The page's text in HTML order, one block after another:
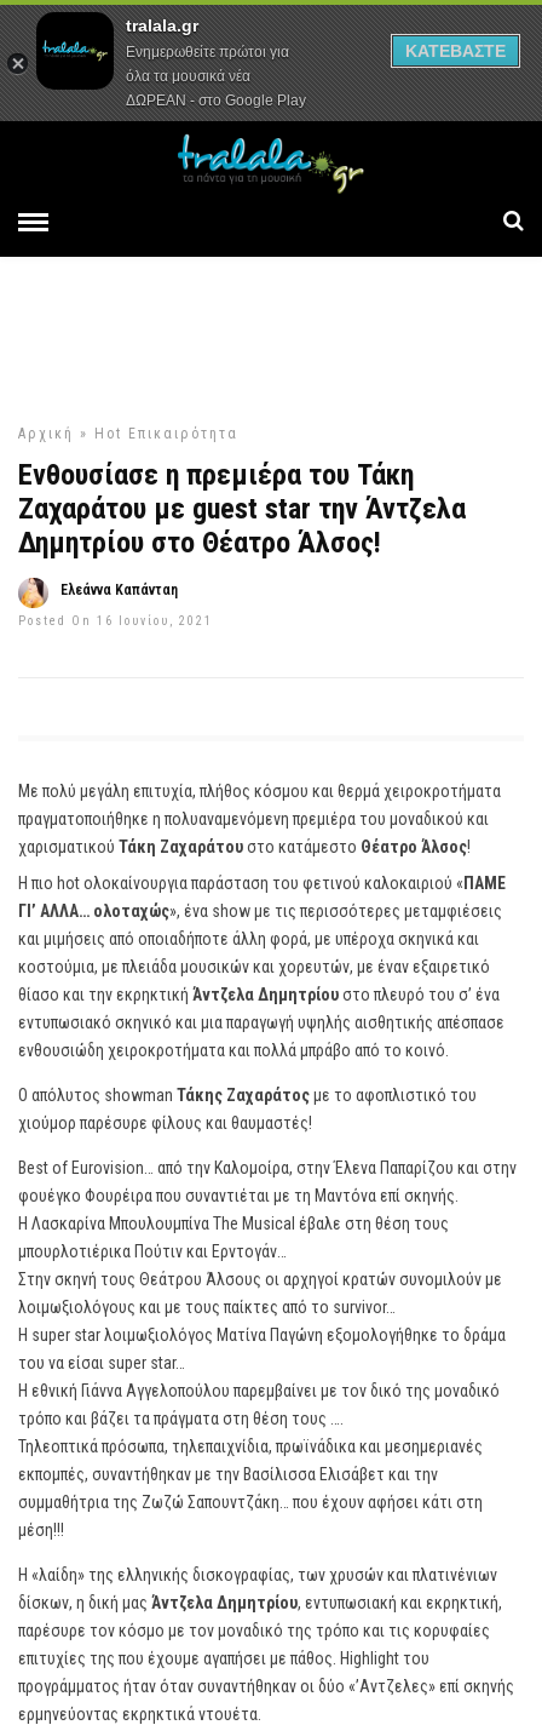
Αρχική Συνεντεύξεις Ρεπορτάζ
Αρχική » Hot Επικαιρότητα
Ενθουσίασε η πρεμιέρα του Τάκη
Ζαχαράτου με guest star την Άντζελα
Δημητρίου στο Θέατρο Άλσος!
Ελεάννα Καπάνταη
Posted On 16 Ιουνίου, 2021
Με πολύ μεγάλη επιτυχία, πλήθος κόσμου και θερμά χειροκροτήματα
πραγματοποιήθηκε η πολυαναμενόμενη πρεμιέρα του μοναδικού και
χαρισματικού Τάκη Ζαχαράτουστο κατάμεστο Θέατρο Άλσος!
Η πιο hot ολοκαίνουργια παράσταση του φετινού καλοκαιριού « ΠΑΜΕ
ΓΙ’ ΑΛΛΑ… ολοταχώς», ένα show με τις περισσότερες μεταμφιέσεις
και μιμήσεις από οποιαδήποτε άλλη φορά, με υπέροχα σκηνικά και
κοστούμια, με πλειάδα μουσικών και χορευτών, με έναν εξαιρετικό
θίασο και την εκρηκτική Άντζελα Δημητρίουστο πλευρό του σ’ ένα
εντυπωσιακό σκηνικό και μια παραγωγή υψηλής αισθητικής απέσπασε
ενθουσιώδη χειροκροτήματα και πολλά μπράβο από το κοινό.
Ο απόλυτος showman Τάκης Ζαχαράτοςμε το αφοπλιστικό του
χιούμορ παρέσυρε φίλους και θαυμαστές!
Best of Eurovision… από την Καλομοίρα, στην Έλενα Παπαρίζου και στην
φουέγκο Φουρέιρα που συναντιέται με τη Μαντόνα επί σκηνής.
Η Λασκαρίνα Μπουλουμπίνα The Musical έβαλε στη θέση τους
μπουρλοτιέρικα Πούτιν και Ερντογάν…
Στην σκηνή τους Θεάτρου Άλσους οι αρχηγοί κρατών συνομιλούν με
λοιμωξιολόγους και με τους παίκτες από το survivor…
Η super star λοιμωξιολόγος Ματίνα Παγώνη εξομολογήθηκε το δράμα
του να είσαι super star…
Η εθνική Γιάννα Αγγελοπούλου παρεμβαίνει με τον δικό της μοναδικό
τρόπο και βάζει τα πράγματα στη θέση τους ….
Τηλεοπτικά πρόσωπα, τηλεπαιχνίδια, πρωϊνάδικα και μεσημεριανές
εκπομπές, συναντήθηκαν με την Βασίλισσα Ελισάβετ και την
συμμαθήτρια της Ζωζώ Σαπουντζάκη… που έχουν αφήσει κάτι στη
μέση!!!
Η «λαίδη» της ελληνικής δισκογραφίας, των χρυσών και πλατινένιων
δίσκων, η δική μας Άντζελα Δημητρίου, εντυπωσιακή και εκρηκτική,
παρέσυρε τον κόσμο με τον μοναδικό της τρόπο και τις κορυφαίες
επιτυχίες της που έχουμε αγαπήσει με πάθος. Highlight του
προγράμματος ήταν όταν συναντήθηκαν οι δύο «’Αντζελες» επί σκηνής
ερμηνεύοντας εκρηκτικά ντουέτα.
tralala.gr
Ενημερωθείτε πρώτοι για
όλα τα μουσικά νέα
ΔΩΡΕΑΝ - στο Google Play
ΚΑΤΕΒΑΣΤΕ